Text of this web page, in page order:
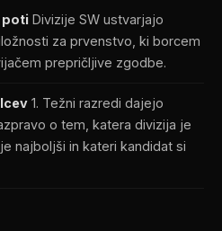
poti Divizije SW ustvarjajo
za prvenstvo, ki borcem
prepričljive zgodbe.
1. Težni razredi dajejo
o tem, katera divizija je
najboljši in kateri kandidat si